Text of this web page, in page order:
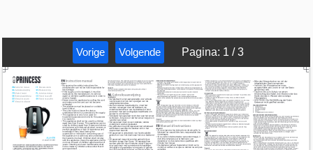
Vorige Volgende Pagina: 1 /3